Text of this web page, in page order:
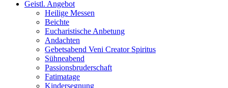
Geistl. Angebot
Heilige Messen
Beichte
Eucharistische Anbetung
Andachten
Gebetsabend Veni Creator Spiritus
Sühneabend
Passionsbruderschaft
Fatimatage
Kindersegnung